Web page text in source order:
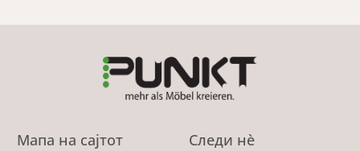
Мапа на сајтот Следи нè